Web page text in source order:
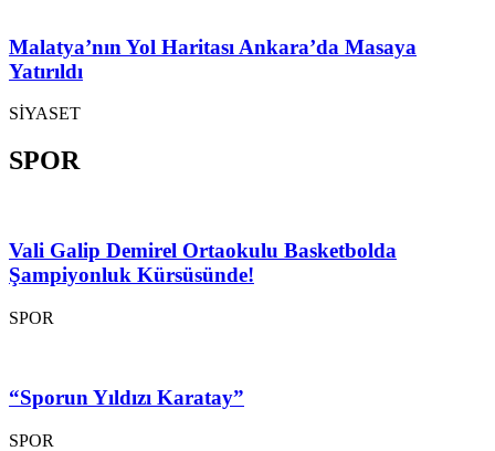
Malatya’nın Yol Haritası Ankara’da Masaya
Yatırıldı
SİYASET
SPOR
Vali Galip Demirel Ortaokulu Basketbolda
Şampiyonluk Kürsüsünde!
SPOR
“Sporun Yıldızı Karatay”
SPOR